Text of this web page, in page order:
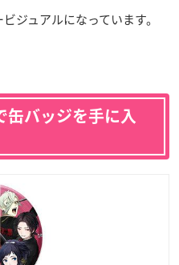
ジュアルになっています。
缶バッジを手に入